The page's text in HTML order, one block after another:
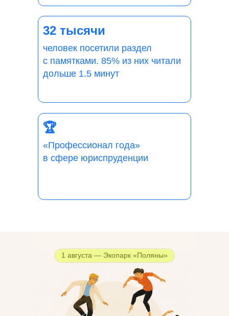
32 тысячи
человек посетили раздел
с памятками. 85% из них читали
дольше 1.5 минут
🏆
«Профессионал года»
в сфере юриспруденции
1 августа — Экопарк «Поляны»